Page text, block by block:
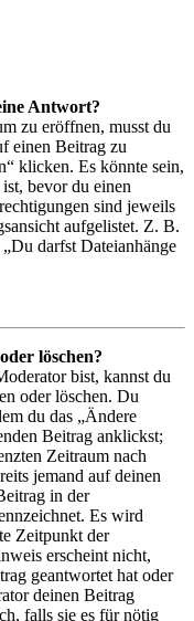
Antwort?
zu eröffnen, musst du
einen Beitrag zu
klicken. Es könnte sein,
bevor du einen
sind jeweils
aufgelistet. Z. B.
darfst Dateianhänge
löschen?
bist, kannst du
oder löschen. Du
du das „Ändere
Beitrag anklickst;
Zeitraum nach
jemand auf deinen
in der
Es wird
Zeitpunkt der
erscheint nicht,
geantwortet hat oder
deinen Beitrag
falls sie es für nötig